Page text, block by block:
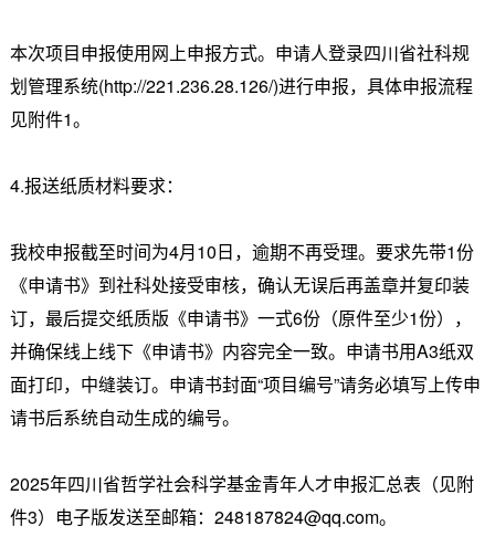
本次项目申报使用网上申报方式。申请人登录四川省社科规
划管理系统(http://221.236.28.126/)进行申报，具体申报流程
见附件1。
4.报送纸质材料要求：
我校申报截至时间为4月10日，逾期不再受理。要求先带1份
《申请书》到社科处接受审核，确认无误后再盖章并复印装
订，最后提交纸质版《申请书》一式6份（原件至少1份），
并确保线上线下《申请书》内容完全一致。申请书用A3纸双
面打印，中缝装订。申请书封面“项目编号”请务必填写上传申
请书后系统自动生成的编号。
2025年四川省哲学社会科学基金青年人才申报汇总表（见附
件3）电子版发送至邮箱：248187824@qq.com。